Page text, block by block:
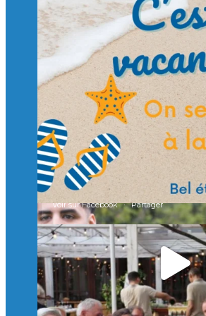
Charger plus Suivre
🙏 Soutenez l’Isep via la taxe
et contribuons ensemble à
d’ingénieurs de demain. 🙏
Merci à tous !
🎯 Taxe d’apprentissage 2026 : avec
un numérique au service de
À l’Isep, nous formons des
Mastères Spécialisés, qui allient
valeurs humaines, au cœur de
...Voir plus
il y a 2 mois
Voir sur Facebook · Partager
🚀Afterwork à Genève 🚀
🥳 Le 22 avril dernier, 14
en Suisse ont partagé un
retrouvailles et d'échanges !